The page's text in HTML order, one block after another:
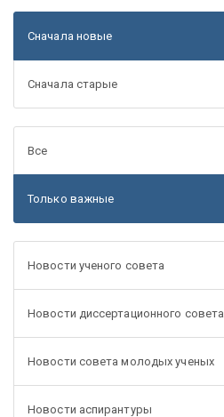
Сначала новые
Сначала старые
Все
Только важные
Новости ученого совета
Новости диссертационного совета
Новости совета молодых ученых
Новости аспирантуры